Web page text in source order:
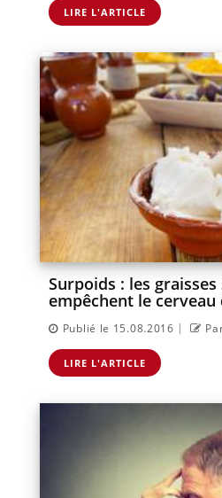
LIRE L'ARTICLE
Surpoids : les graisses
empêchent le
Publié le 15.08.2016 |
LIRE L'ARTICLE